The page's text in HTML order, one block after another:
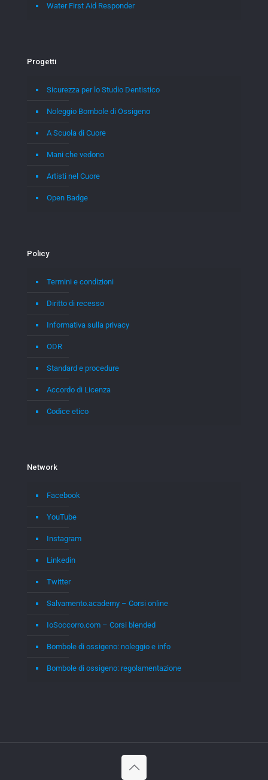
Water First Aid Responder
Progetti
Sicurezza per lo Studio Dentistico
Noleggio Bombole di Ossigeno
A Scuola di Cuore
Mani che vedono
Artisti nel Cuore
Open Badge
Policy
Termini e condizioni
Diritto di recesso
Informativa sulla privacy
ODR
Standard e procedure
Accordo di Licenza
Codice etico
Network
Facebook
YouTube
Instagram
Linkedin
Twitter
Salvamento.academy – Corsi online
IoSoccorro.com – Corsi blended
Bombole di ossigeno: noleggio e info
Bombole di ossigeno: regolamentazione